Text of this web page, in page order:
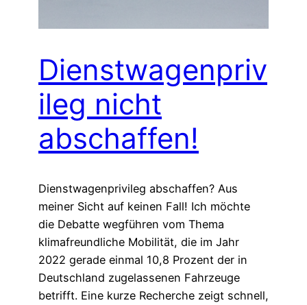
Dienstwagenpriv
ileg nicht
abschaffen!
Dienstwagenprivileg abschaffen? Aus
meiner Sicht auf keinen Fall! Ich möchte
die Debatte wegführen vom Thema
klimafreundliche Mobilität, die im Jahr
2022 gerade einmal 10,8 Prozent der in
Deutschland zugelassenen Fahrzeuge
betrifft. Eine kurze Recherche zeigt schnell,